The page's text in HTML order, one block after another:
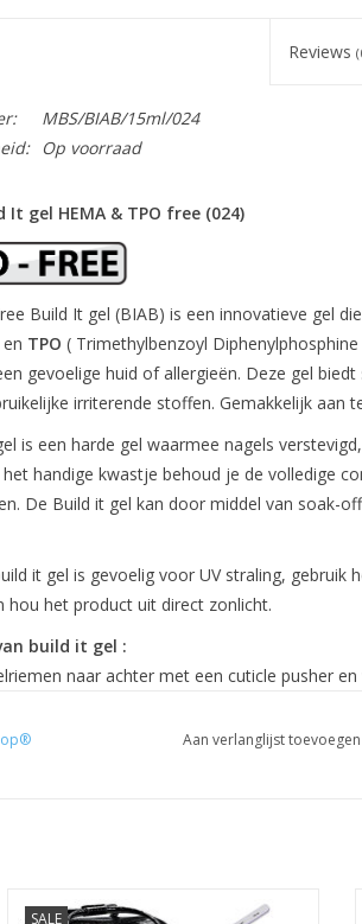
Reviews
MBS/BIAB/15ml/024
Op voorraad
It gel HEMA & TPO free (024)
Build It gel (BIAB) is een innovatieve gel
TPO ( Trimethylbenzoyl
gevoelige huid of allergieën. Deze gel
irriterende stoffen. Gemakkelijk aan
is een harde gel waarmee nagels
handige kwastje behoud je de volledige
De Build it gel kan door middel van soak-
it gel is gevoelig voor UV straling, gebruik
hou het product uit direct zonlicht.
build it gel :
naar achter met een cuticle pusher
vorm met een vijl
laag van de Biab aan. Blijf ongeveer 1mm
Aan verlanglijst toevoegen
SALE
Biab startpakket nr.4